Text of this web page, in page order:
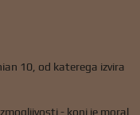
10, od katerega izvira
- konj je moral